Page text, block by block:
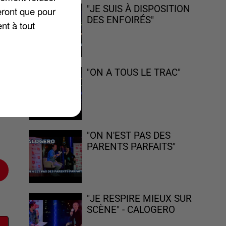
"JE SUIS À DISPOSITION
DES ENFOIRÉS"
"ON A TOUS LE TRAC"
"ON N'EST PAS DES
PARENTS PARFAITS"
"JE RESPIRE MIEUX SUR
SCÈNE" - CALOGERO
que pour
à tout